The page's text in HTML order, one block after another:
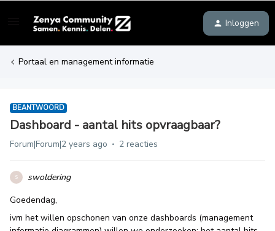
Inloggen
Portaal en management informatie
BEANTWOORD
Dashboard - aantal hits opvraagbaar?
Forum|Forum|2 years ago 2 reacties
S
swoldering
Goedendag,
ivm het willen opschonen van onze dashboards (management